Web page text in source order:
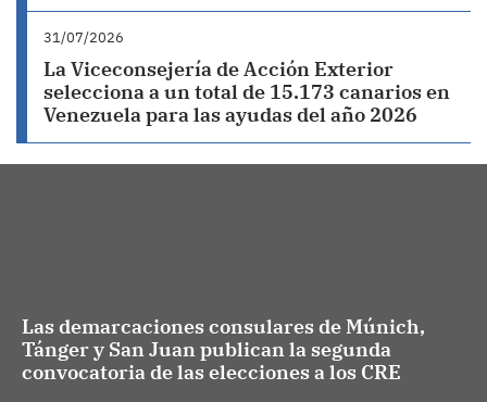
31/07/2026
La Viceconsejería de Acción Exterior
selecciona a un total de 15.173 canarios en
Venezuela para las ayudas del año 2026
Las demarcaciones consulares de Múnich,
Tánger y San Juan publican la segunda
convocatoria de las elecciones a los CRE